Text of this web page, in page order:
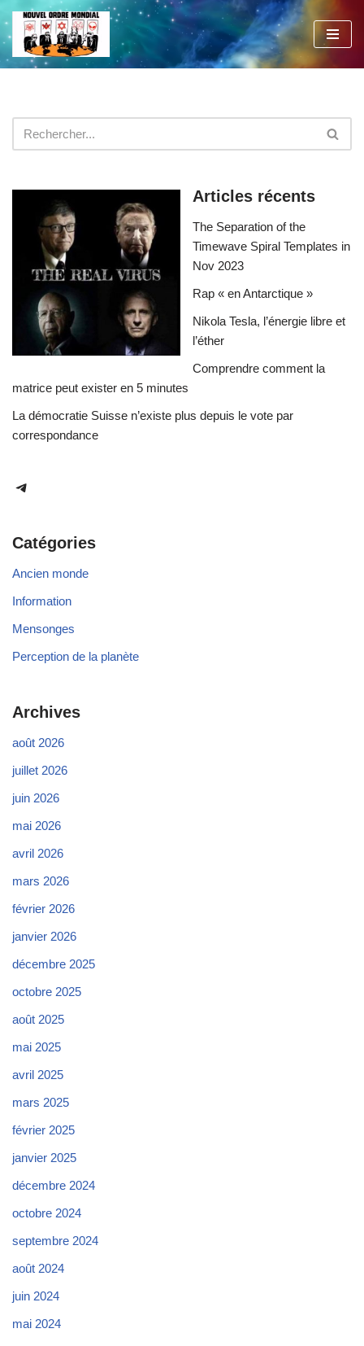
Aller
au
Articles récents
The Separation of the
Timewave Spiral Templates in
Nov 2023
Rap « en Antarctique »
Nikola Tesla, l’énergie libre et
l’éther
Comprendre comment la
matrice peut exister en 5 minutes
La démocratie Suisse n’existe plus depuis le vote par
correspondance
Catégories
Ancien monde
Information
Mensonges
Perception de la planète
Archives
août 2026
juillet 2026
juin 2026
mai 2026
avril 2026
mars 2026
février 2026
janvier 2026
décembre 2025
octobre 2025
août 2025
mai 2025
avril 2025
mars 2025
février 2025
janvier 2025
décembre 2024
octobre 2024
septembre 2024
août 2024
juin 2024
mai 2024